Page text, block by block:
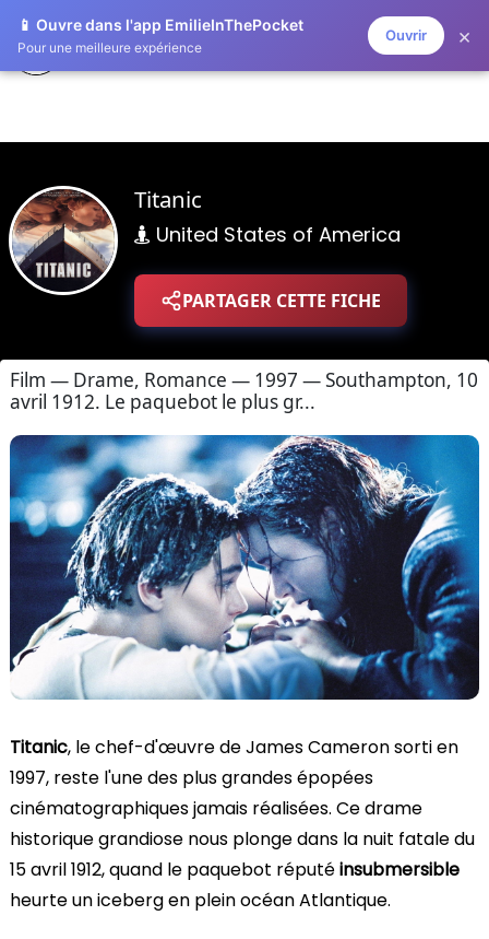
📱 Ouvre dans l'app EmilieInThePocket
Pour une meilleure expérience
Ouvrir ×
ZAPLISTOO
Titanic
United States of America
PARTAGER CETTE FICHE
Film — Drame, Romance — 1997 — Southampton, 10
avril 1912. Le paquebot le plus gr...
Titanic, le chef-d'œuvre de James Cameron sorti en
1997, reste l'une des plus grandes épopées
cinématographiques jamais réalisées. Ce drame
historique grandiose nous plonge dans la nuit fatale du
15 avril 1912, quand le paquebot réputéinsubmersible
heurte un iceberg en plein océan Atlantique.